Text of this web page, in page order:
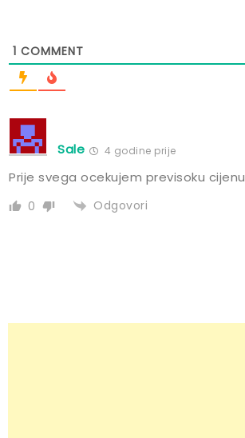
1 COMMENT
Sale 4 godine prije
Prije svega ocekujem previsoku cijenu
0 Odgovori